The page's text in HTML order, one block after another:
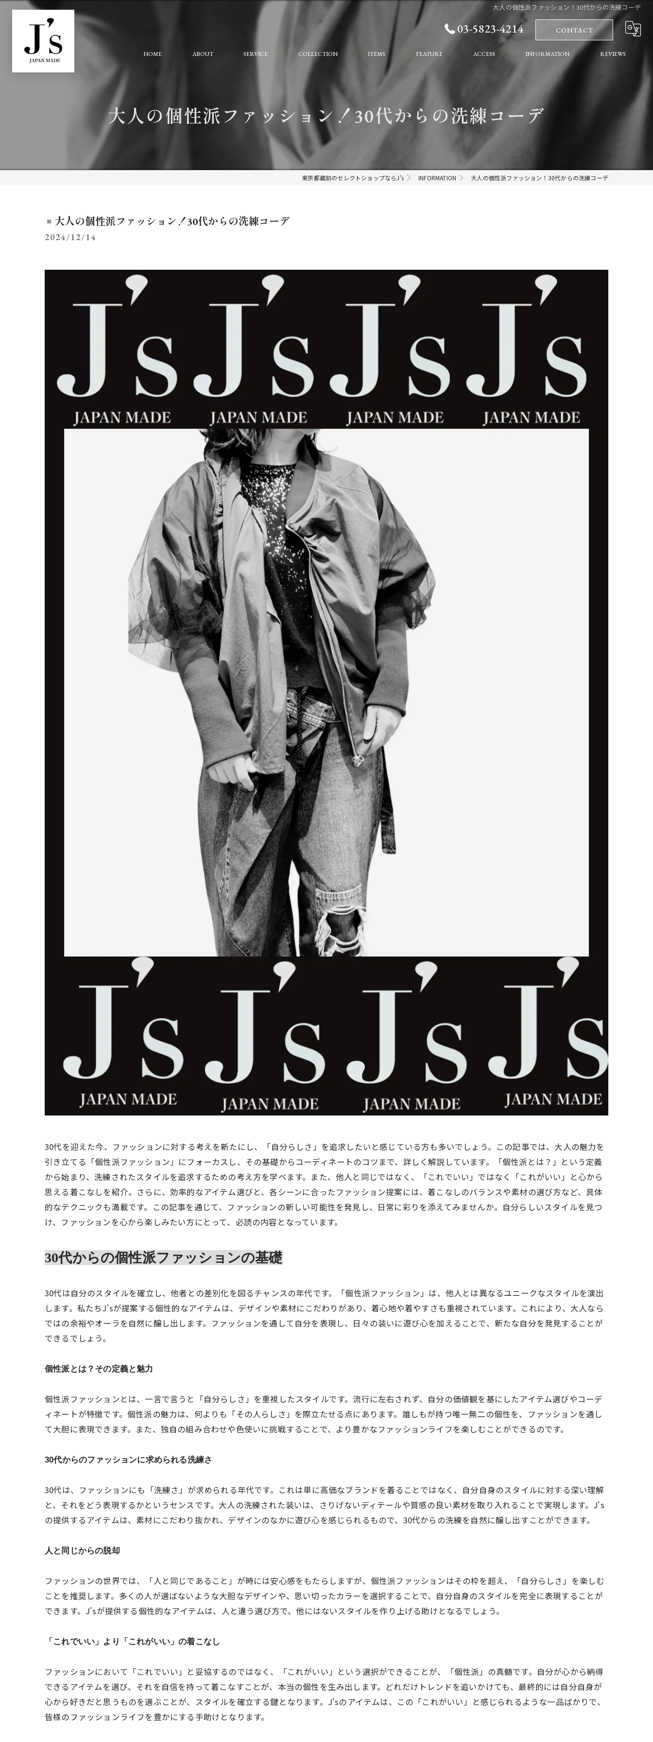
大人の個性派ファッション！30代からの洗練コーデ
03-5823-4214 CONTACT
HOME ABOUT SERVICE COLLECTION ITEMS FEATURE
大人
ストリート
ACCESS INFORMATION REVIEWS
大人の個性派ファッション！30代からの洗練コーデ
東京都蔵前のセレクトショップならJ's INFORMATION 大人の個性派ファッション！30代からの洗練コーデ
大人の個性派ファッション！30代からの洗練コーデ
2024/12/14
30代を迎えた今、ファッションに対する考えを新たにし、「自分らしさ」を追求したいと感じている方も多いでしょう。この記事では、大人の魅力を
引き立てる「個性派ファッション」にフォーカスし、その基礎からコーディネートのコツまで、詳しく解説しています。「個性派とは？」という定義
から始まり、洗練されたスタイルを追求するための考え方を学べます。また、他人と同じではなく、「これでいい」ではなく「これがいい」と心から
思える着こなしを紹介。さらに、効率的なアイテム選びと、各シーンに合ったファッション提案には、着こなしのバランスや素材の選び方など、具体
的なテクニックも満載です。この記事を通じて、ファッションの新しい可能性を発見し、日常に彩りを添えてみませんか。自分らしいスタイルを見つ
け、ファッションを心から楽しみたい方にとって、必読の内容となっています。
30代からの個性派ファッションの基礎
30代は自分のスタイルを確立し、他者との差別化を図るチャンスの年代です。「個性派ファッション」は、他人とは異なるユニークなスタイルを演出
します。私たちJ'sが提案する個性的なアイテムは、デザインや素材にこだわりがあり、着心地や着やすさも重視されています。これにより、大人なら
ではの余裕やオーラを自然に醸し出します。ファッションを通して自分を表現し、日々の装いに遊び心を加えることで、新たな自分を発見することが
できるでしょう。
個性派とは？その定義と魅力
個性派ファッションとは、一言で言うと「自分らしさ」を重視したスタイルです。流行に左右されず、自分の価値観を基にしたアイテム選びやコーデ
ィネートが特徴です。個性派の魅力は、何よりも「その人らしさ」を際立たせる点にあります。誰しもが持つ唯一無二の個性を、ファッションを通し
て大胆に表現できます。また、独自の組み合わせや色使いに挑戦することで、より豊かなファッションライフを楽しむことができるのです。
30代からのファッションに求められる洗練さ
30代は、ファッションにも「洗練さ」が求められる年代です。これは単に高価なブランドを着ることではなく、自分自身のスタイルに対する深い理解
と、それをどう表現するかというセンスです。大人の洗練された装いは、さりげないディテールや質感の良い素材を取り入れることで実現します。J's
の提供するアイテムは、素材にこだわり抜かれ、デザインのなかに遊び心を感じられるもので、30代からの洗練を自然に醸し出すことができます。
人と同じからの脱却
ファッションの世界では、「人と同じであること」が時には安心感をもたらしますが、個性派ファッションはその枠を超え、「自分らしさ」を楽しむ
ことを推奨します。多くの人が選ばないような大胆なデザインや、思い切ったカラーを選択することで、自分自身のスタイルを完全に表現することが
できます。J'sが提供する個性的なアイテムは、人と違う選び方で、他にはないスタイルを作り上げる助けとなるでしょう。
「これでいい」より「これがいい」の着こなし
ファッションにおいて「これでいい」と妥協するのではなく、「これがいい」という選択ができることが、「個性派」の真髄です。自分が心から納得
できるアイテムを選び、それを自信を持って着こなすことが、本当の個性を生み出します。どれだけトレンドを追いかけても、最終的には自分自身が
心から好きだと思うものを選ぶことが、スタイルを確立する鍵となります。J'sのアイテムは、この「これがいい」と感じられるような一品ばかりで、
皆様のファッションライフを豊かにする手助けとなります。